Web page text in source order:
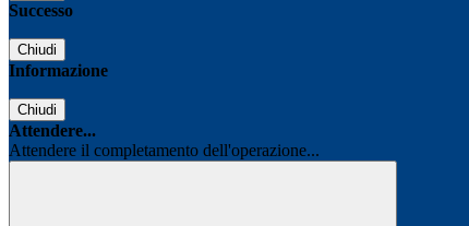
Successo
Chiudi
Informazione
Chiudi
Attendere...
Attendere il completamento dell'operazione...